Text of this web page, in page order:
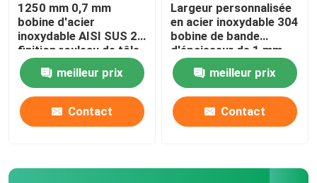
1250 mm 0,7 mm
bobine d'acier
inoxydable AISI SUS 2B
finition rouleau de tôle
d'acier inoxydable
meilleur prix
Contact
Largeur personnalisée
en acier inoxydable 304
bobine de bande
d'épaisseur de 1 mm
meilleur prix
Contact